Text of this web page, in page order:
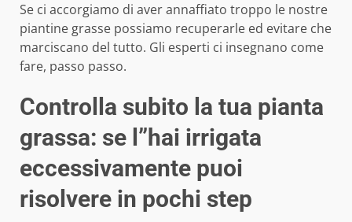
Se ci accorgiamo di aver annaffiato troppo le nostre
piantine grasse possiamo recuperarle ed evitare che
marciscano del tutto. Gli esperti ci insegnano come
fare, passo passo.
Controlla subito la tua pianta
grassa: se l”hai irrigata
eccessivamente puoi
risolvere in pochi step